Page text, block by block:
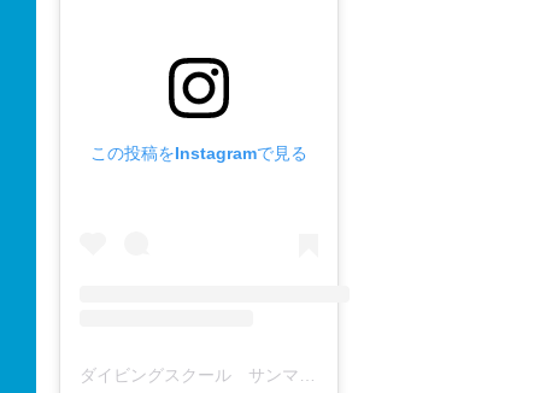
この投稿をInstagramで見る
ダイビングスクール サンマーレ / diving school(@diving_school_sanmare)がシェアした投稿